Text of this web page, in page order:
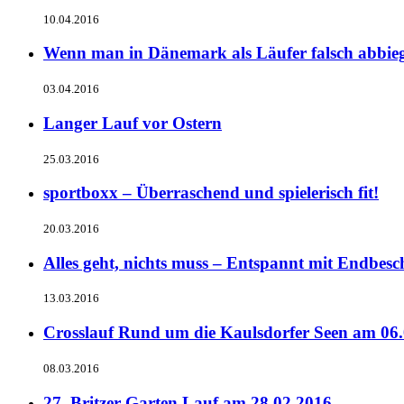
10.04.2016
Wenn man in Dänemark als Läufer falsch
03.04.2016
Langer Lauf vor Ostern
25.03.2016
sportboxx – Überraschend und spielerisch fit!
20.03.2016
Alles geht, nichts muss – Entspannt mit
13.03.2016
Crosslauf Rund um die Kaulsdorfer Seen am
08.03.2016